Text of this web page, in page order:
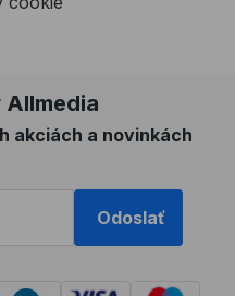
akciách a novinkách
Odoslať